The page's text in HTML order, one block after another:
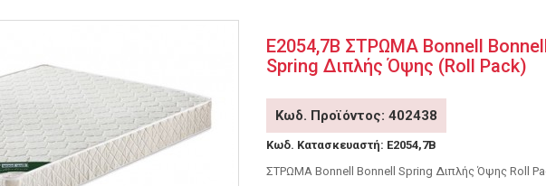
Ε2054,7Β ΣΤΡΩΜΑ Bonnell
Spring Διπλής Όψης (Roll Pack)
Κωδ. Προϊόντος: 402438
Κωδ. Κατασκευαστή: Ε2054,7Β
ΣΤΡΩΜΑ Bonnell Bonnell Spring Διπλής Όψης Roll